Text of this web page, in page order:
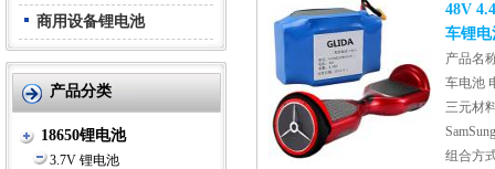
商用设备锂电池
产品分类
18650锂电池
3.7V 锂电池
48V
车锂
产品名
车电池
三元材
组合方